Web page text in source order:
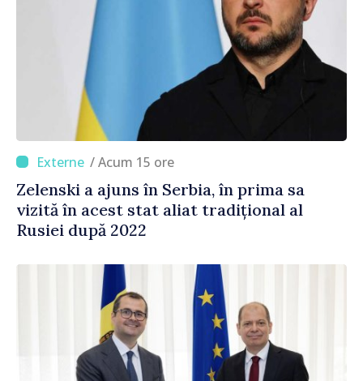
/ Acum 15 ore
Zelenski a ajuns în Serbia, în prima sa
vizită în acest stat aliat tradițional al
Rusiei după 2022